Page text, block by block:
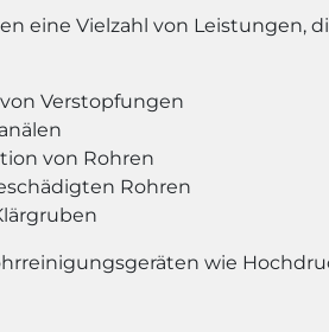
eine Vielzahl von Leistungen,
Verstopfungen
von Rohren
Rohren
wie